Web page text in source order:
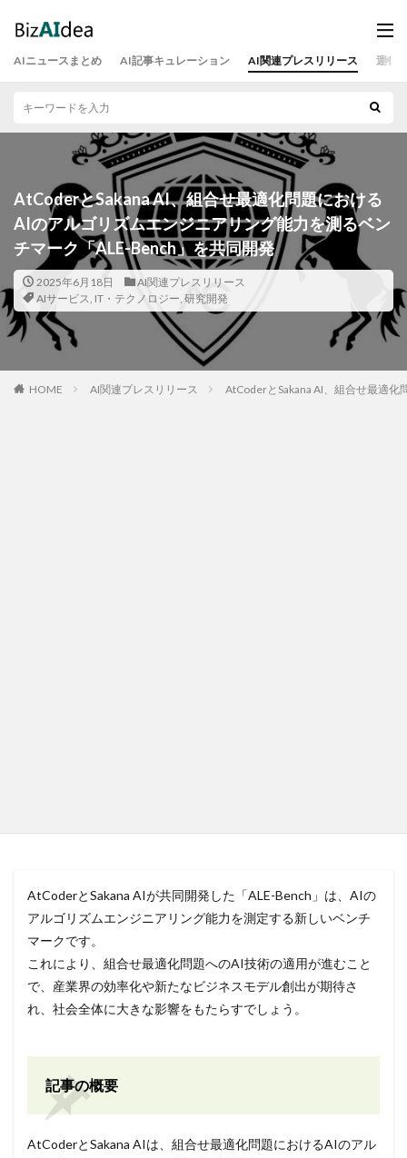
AIニュースまとめ AI記事キュレーション AI関連プレスリリース 運営
AtCoderとSakana AI、組合せ最適化問題における
AIのアルゴリズムエンジニアリング能力を測るベン
チマーク「ALE-Bench」を共同開発
2025年6月18日
AI関連プレスリリース
AIサービス, IT・テクノロジー, 研究開発
HOME AI関連プレスリリース AtCoderとSakana AI、組合せ最適
AtCoderとSakana AIが共同開発した「ALE-Bench」は、AIの
アルゴリズムエンジニアリング能力を測定する新しいベンチ
マークです。
これにより、組合せ最適化問題へのAI技術の適用が進むこと
で、産業界の効率化や新たなビジネスモデル創出が期待さ
れ、社会全体に大きな影響をもたらすでしょう。
記事の概要
AtCoderとSakana AIは、組合せ最適化問題におけるAIのアル